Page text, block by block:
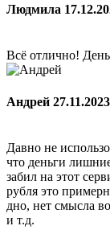
Людмила
Всё отлично!
Андрей
Давно не
что деньги
забил на этот
рубля это
дно, нет смысла
и т.д.